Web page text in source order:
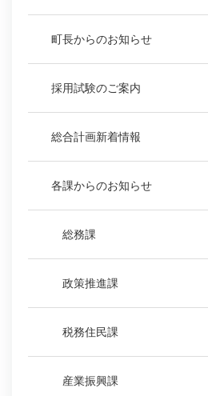
町長からのお知らせ
採用試験のご案内
総合計画新着情報
各課からのお知らせ
総務課
政策推進課
税務住民課
産業振興課